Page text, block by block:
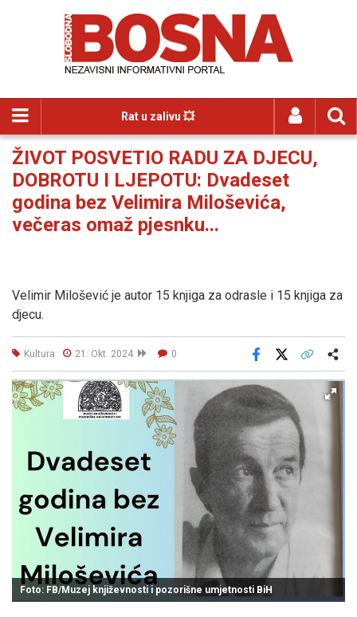
Rat u zalivu 💥
ŽIVOT POSVETIO RADU ZA DJECU,
DOBROTU I LJEPOTU: Dvadeset
godina bez Velimira Miloševića,
večeras omaž pjesnku...
Velimir Milošević je autor 15 knjiga za odrasle i 15 knjiga za
djecu.
Kultura 21. Okt. 2024 0
Facebook
Foto: FB/Muzej književnosti i pozorišne umjetnosti BiH